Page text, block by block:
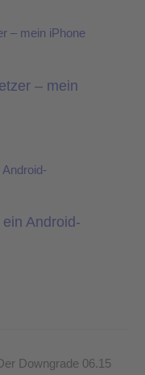
– mein
Android-
Downgrade 06.15